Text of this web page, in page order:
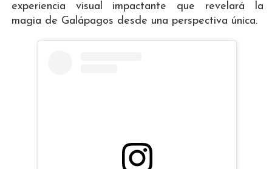
experiencia visual impactante que revelará la
magia de Galápagos desde una perspectiva única.